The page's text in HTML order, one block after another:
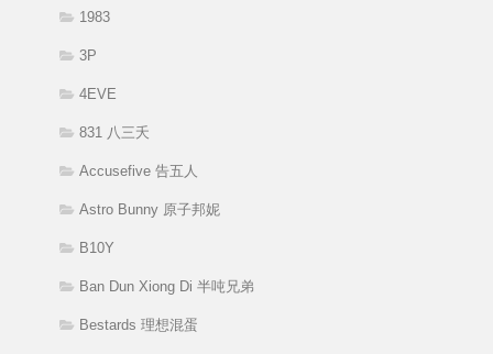
1983
3P
4EVE
831 八三夭
Accusefive 告五人
Astro Bunny 原子邦妮
B10Y
Ban Dun Xiong Di 半吨兄弟
Bestards 理想混蛋